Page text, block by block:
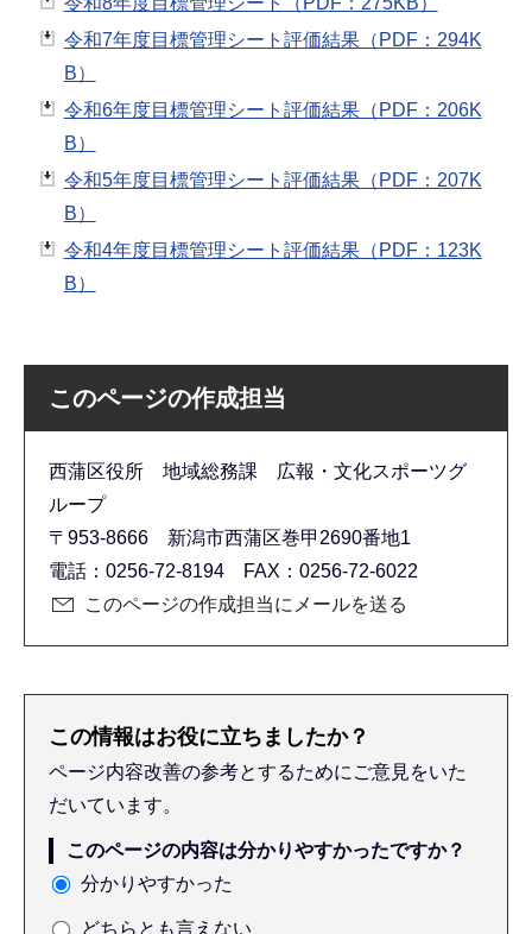
令和7年度目標管理シート評価結果（PDF：294K
B）
令和6年度目標管理シート評価結果（PDF：206K
B）
令和5年度目標管理シート評価結果（PDF：207K
B）
令和4年度目標管理シート評価結果（PDF：123K
B）
このページの作成担当
西蒲区役所 地域総務課 広報・文化スポーツグ
ループ
〒953-8666 新潟市西蒲区巻甲2690番地1
電話：0256-72-8194 FAX：0256-72-6022
このページの作成担当にメールを送る
この情報はお役に立ちましたか？
ページ内容改善の参考とするためにご意見をいた
だいています。
このページの内容は分かりやすかったですか？
分かりやすかった
どちらとも言えない